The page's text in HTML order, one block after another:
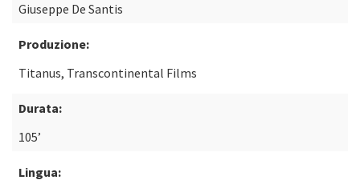
Giuseppe De Santis
Produzione:
Titanus, Transcontinental Films
Durata:
105’
Lingua: